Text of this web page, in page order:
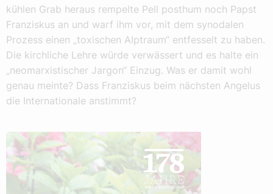
kühlen Grab heraus rempelte Pell posthum noch Papst
Franziskus an und warf ihm vor, mit dem synodalen
Prozess einen „toxischen Alptraum“ entfesselt zu haben.
Die kirchliche Lehre würde verwässert und es halte ein
„neomarxistischer Jargon“ Einzug. Was er damit wohl
genau meinte? Dass Franziskus beim nächsten Angelus
die Internationale anstimmt?